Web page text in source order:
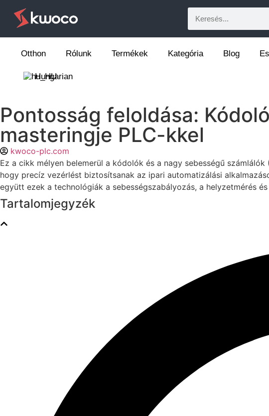
Otthon Rólunk Termékek Kategória Blog
Hungarian
Pontosság feloldása:
masteringje PLC-kkel
kwoco-plc.com
Ez a cikk mélyen belemerül a kódolók és a nagy sebességű
hogy precíz vezérlést biztosítsanak az ipari automatizálási
együtt ezek a technológiák a sebességszabályozás, a helyzetmérés
Tartalomjegyzék